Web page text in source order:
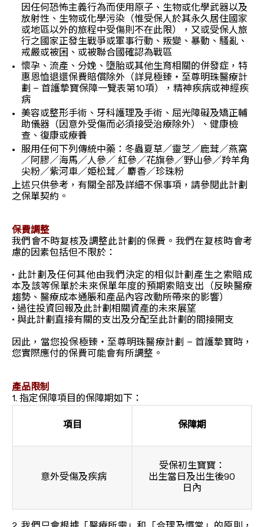
因任何恐怖主義行為而使用原子、生物或化學武器以及
放射性、生物或化學污染（惟受保人於其永久居住國家
或地區以外的旅程中受傷則不在此限），又或受保人旅
行之國家正發生戰爭或軍事行動、叛變、暴動、騷亂、
戒嚴或被困、或被聯合國確認為戰區
懷孕、流產、分娩、墮胎或其他生育相關的併發症，特
惠恩恤退還保費賠償除外（詳見極臻‧至尊明珠醫療計
劃 – 首護摯寶保障一覽表第10項），精神疾病或神經疾
病
美容或整形手術、牙科護理及手術、屈光障礙及矯正輔
助儀器（因意外受傷而必須接受治療除外）、健康檢
查、復康或療養
服用任何下列傳統中藥：冬蟲夏草／靈芝／鹿茸／燕窩
／阿膠／海馬／人參／ 紅參／花旗參／野山參／羚羊角
尖粉／紫河車／姫松茸／ 麝香／珍珠粉
上述只供參考，有關全部及詳細不保事項，請參閱此計劃
之保單契約。
保費調整
我們會不時复核及調整此計劃的保費。我們在复核時會考
慮的因素包括但不限於：
• 此計劃及任何其他由我們決定的相似計劃產生之索賠成
本及該等保單於未來保單年度的預期索賠支出（反映醫療
趨勢、醫療成本通脹和產品內容改動所帶來的影響）
• 過往投資回報及此計劃相關資產的未來展望
• 與此計劃直接有關的支出及分配至此計劃的間接開支
因此，當您投保極臻‧至尊明珠醫療計劃 – 首護摯寶時，
您實際應付的保費可能會有所調整。
產品限制
1. 指定保障項目的保障期如下：
項目 保障期
意外受傷及疾病
受保初生寶寶：
出生當日及出生後90
日內